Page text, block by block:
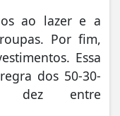
ao lazer e a
Por fim,
Essa
dos 50-30-
dez entre